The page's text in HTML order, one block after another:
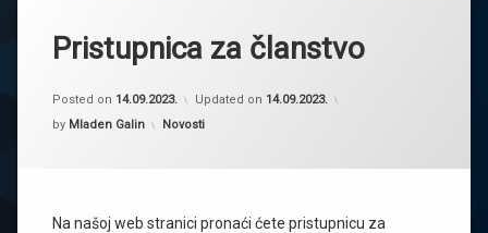
Pristupnica za članstvo
Posted on 14.09.2023. Updated on 14.09.2023.
by Mladen Galin Kategorije:
Novosti
Na našoj web stranici pronaći ćete pristupnicu za